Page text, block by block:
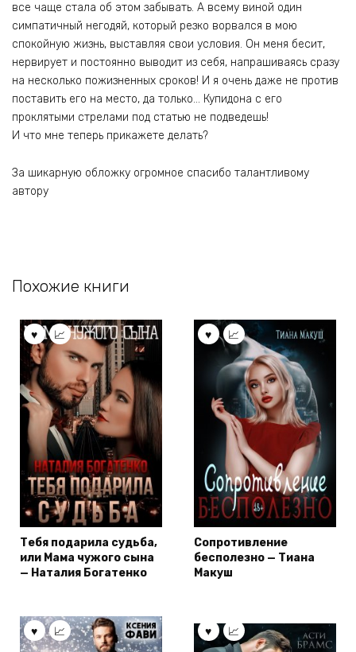
все чаще стала об этом забывать. А всему виной один
симпатичный негодяй, который резко ворвался в мою
спокойную жизнь, выставляя свои условия. Он меня бесит,
нервирует и постоянно выводит из себя, напрашиваясь сразу
на несколько пожизненных сроков! И я очень даже не против
поставить его на место, да только… Купидона с его
проклятыми стрелами под статью не подведешь!
И что мне теперь прикажете делать?
За шикарную обложку огромное спасибо талантливому
автору
Похожие книги
Тебя подарила судьба,
или Мама чужого сына
— Наталия Богатенко
Сопротивление
бесполезно — Тиана
Макуш